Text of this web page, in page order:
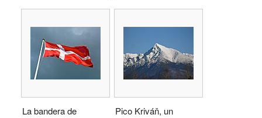
La bandera de
Pico Kriváň, un